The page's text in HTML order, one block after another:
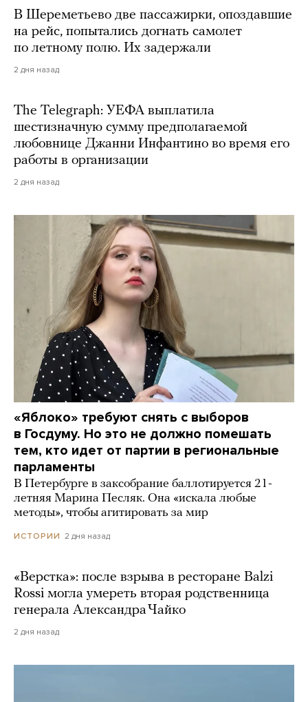
В Шереметьево две пассажирки, опоздавшие
на рейс, попытались догнать самолет
по летному полю. Их задержали
2 дня назад
The Telegraph: УЕФА выплатила
шестизначную сумму предполагаемой
любовнице Джанни Инфантино во время его
работы в организации
2 дня назад
«Яблоко» требуют снять с выборов
в Госдуму. Но это не должно помешать
тем, кто идет от партии в региональные
парламенты
В Петербурге в заксобрание баллотируется 21-
летняя Марина Песляк. Она «искала любые
методы», чтобы агитировать за мир
ИСТОРИИ 2 дня назад
«Верстка»: после взрыва в ресторане Balzi
Rossi могла умереть вторая родственница
генерала Александра Чайко
2 дня назад